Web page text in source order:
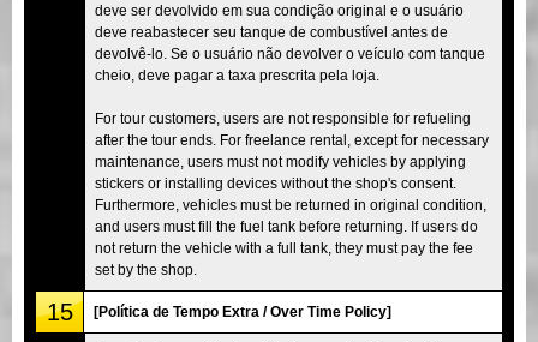
deve ser devolvido em sua condição original e o usuário
deve reabastecer seu tanque de combustível antes de
devolvê-lo. Se o usuário não devolver o veículo com tanque
cheio, deve pagar a taxa prescrita pela loja.
For tour customers, users are not responsible for refueling
after the tour ends. For freelance rental, except for necessary
maintenance, users must not modify vehicles by applying
stickers or installing devices without the shop's consent.
Furthermore, vehicles must be returned in original condition,
and users must fill the fuel tank before returning. If users do
not return the vehicle with a full tank, they must pay the fee
set by the shop.
15 [Política de Tempo Extra / Over Time Policy]